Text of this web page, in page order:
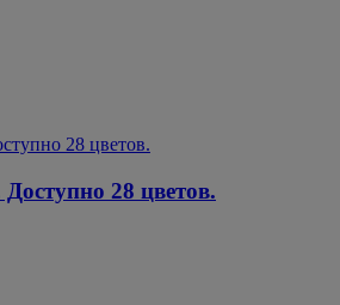
28 цветов.